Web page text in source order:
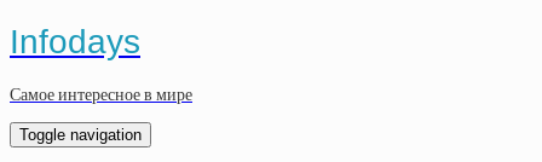
Infodays
Самое интересное в мире
Toggle navigation